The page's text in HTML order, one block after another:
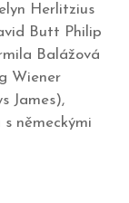
Herlitzius
Butt Philip
Balážová
Wiener
James),
německými